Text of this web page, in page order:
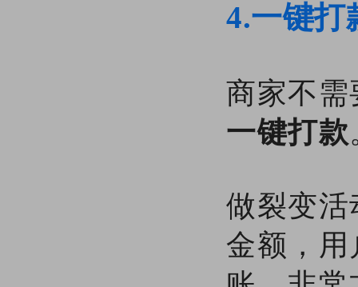
4.一键打
商家不
一键打款
做裂变
金额，